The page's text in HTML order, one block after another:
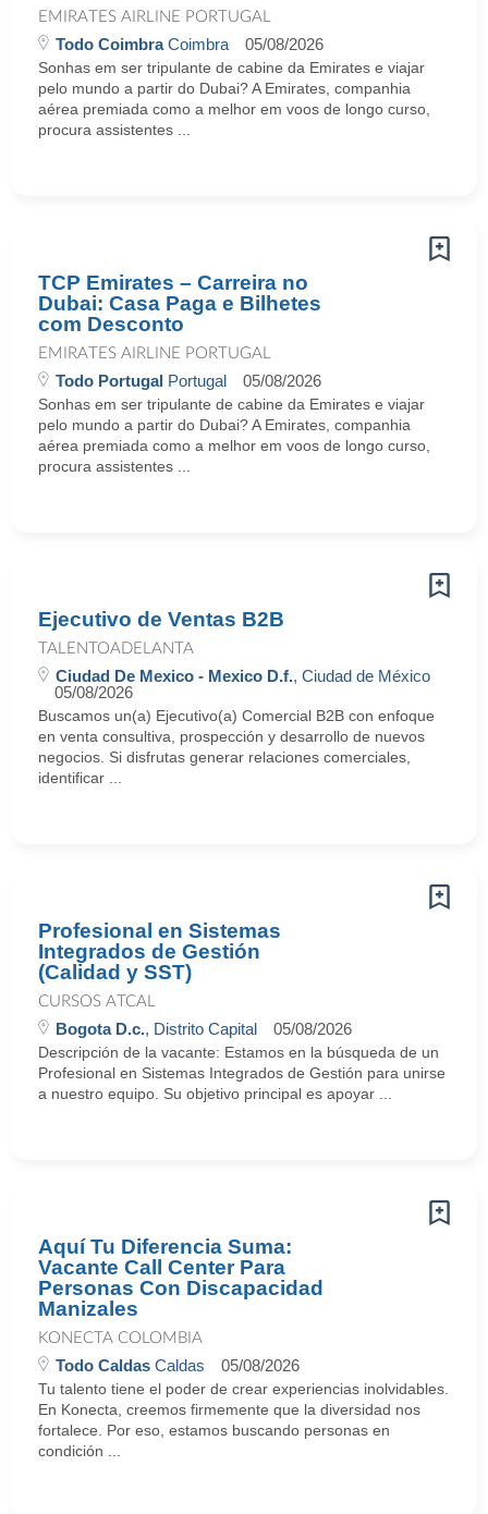
EMIRATES AIRLINE PORTUGAL
Todo CoimbraCoimbra 05/08/2026
Sonhas em ser tripulante de cabine da Emirates e viajar
pelo mundo a partir do Dubai? A Emirates, companhia
aérea premiada como a melhor em voos de longo curso,
procura assistentes ...
TCP Emirates – Carreira no
Dubai: Casa Paga e Bilhetes
com Desconto
EMIRATES AIRLINE PORTUGAL
Todo Portugal Portugal 05/08/2026
Sonhas em ser tripulante de cabine da Emirates e viajar
pelo mundo a partir do Dubai? A Emirates, companhia
aérea premiada como a melhor em voos de longo curso,
procura assistentes ...
Ejecutivo de Ventas B2B
TALENTOADELANTA
Ciudad De Mexico - Mexico D.f., Ciudad de México
05/08/2026
Buscamos un(a) Ejecutivo(a) Comercial B2B con enfoque
en venta consultiva, prospección y desarrollo de nuevos
negocios. Si disfrutas generar relaciones comerciales,
identificar ...
Profesional en Sistemas
Integrados de Gestión
(Calidad y SST)
CURSOS ATCAL
Bogota D.c., Distrito Capital 05/08/2026
Descripción de la vacante: Estamos en la búsqueda de un
Profesional en Sistemas Integrados de Gestión para unirse
a nuestro equipo. Su objetivo principal es apoyar ...
Aquí Tu Diferencia Suma:
Vacante Call Center Para
Personas Con Discapacidad
Manizales
KONECTA COLOMBIA
Todo Caldas Caldas 05/08/2026
Tu talento tiene el poder de crear experiencias inolvidables.
En Konecta, creemos firmemente que la diversidad nos
fortalece. Por eso, estamos buscando personas en
condición ...